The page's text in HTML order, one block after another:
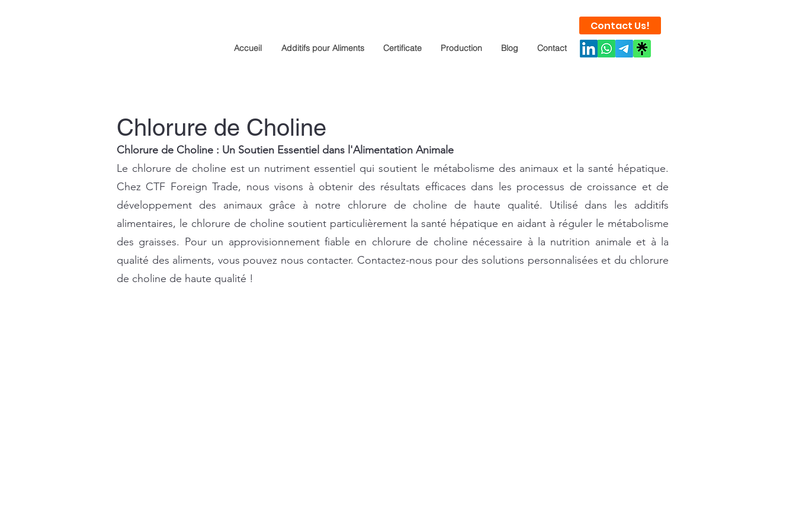
Accueil Additifs pour Aliments Certificate Production Blog Contact
Contact Us!
Chlorure de Choline
Chlorure de Choline : Un Soutien Essentiel dans l'Alimentation Animale
Le chlorure de choline est un nutriment essentiel qui soutient le métabolisme des animaux et la santé hépatique.
Chez CTF Foreign Trade, nous visons à obtenir des résultats efficaces dans les processus de croissance et de
développement des animaux grâce à notre chlorure de choline de haute qualité. Utilisé dans les additifs
alimentaires, le chlorure de choline soutient particulièrement la santé hépatique en aidant à réguler le métabolisme
des graisses. Pour un approvisionnement fiable en chlorure de choline nécessaire à la nutrition animale et à la
qualité des aliments, vous pouvez nous contacter. Contactez-nous pour des solutions personnalisées et du chlorure
de choline de haute qualité !